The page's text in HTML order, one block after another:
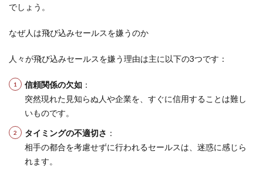
でしょう。
なぜ人は飛び込みセールスを嫌うのか
人々が飛び込みセールスを嫌う理由は主に以下の3つです：
信頼関係の欠如 ：
突然現れた見知らぬ人や企業を、すぐに信用することは難し
いものです。
タイミングの不適切さ ：
相手の都合を考慮せずに行われるセールスは、迷惑に感じら
れます。